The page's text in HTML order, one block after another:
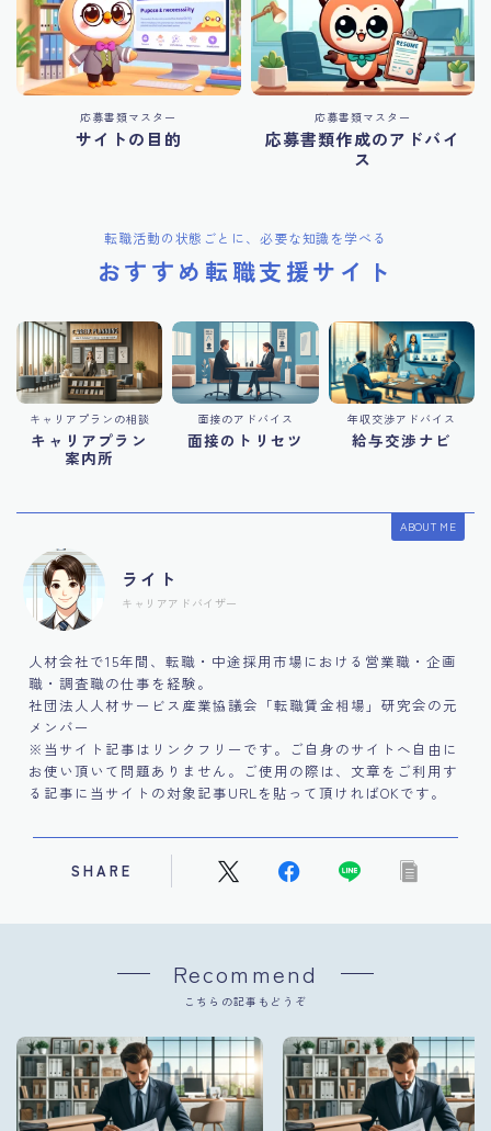
応募書類マスター
サイトの目的
応募書類マスター
応募書類作成のアドバイ
ス
転職活動の状態ごとに、必要な知識を学べる
おすすめ転職支援サイト
キャリアプランの相談
キャリアプラン
案内所
面接のアドバイス
面接のトリセツ
年収交渉アドバイス
給与交渉ナビ
ABOUT ME
ライト
キャリアアドバイザー
人材会社で15年間、転職・中途採用市場における営業職・企画
職・調査職の仕事を経験。
社団法人人材サービス産業協議会「転職賃金相場」研究会の元
メンバー
※当サイト記事はリンクフリーです。ご自身のサイトへ自由に
お使い頂いて問題ありません。ご使用の際は、文章をご利用す
る記事に当サイトの対象記事URLを貼って頂ければOKです。
SHARE
Recommend
こちらの記事もどうぞ